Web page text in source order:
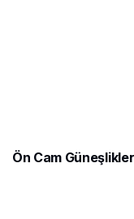
Ön Cam Güneşlikler